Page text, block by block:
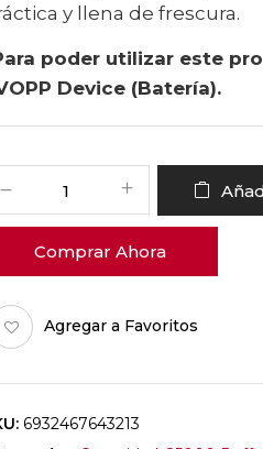
y llena de frescura.
poder utilizar este
Device (Batería).
Comprar Ahora
Agregar a Favoritos
6932467643213